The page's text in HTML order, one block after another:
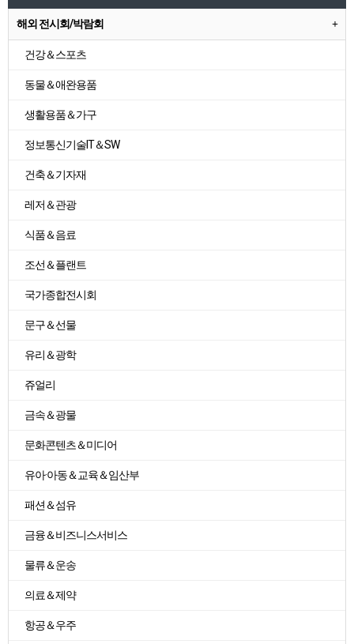
해외 전시회/박람회
건강＆스포츠
동물＆애완용품
생활용품＆가구
정보통신기술IT＆SW
건축＆기자재
레저＆관광
식품＆음료
조선＆플랜트
국가종합전시회
문구＆선물
유리＆광학
쥬얼리
금속＆광물
문화콘텐츠＆미디어
유아·아동＆교육＆임산부
패션＆섬유
금융＆비즈니스서비스
물류＆운송
의료＆제약
항공＆우주